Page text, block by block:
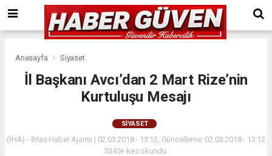
Anasayfa Siyaset
İl Başkanı Avcı’dan 2 Mart Rize’nin
Kurtuluşu Mesajı
SIYASET
(İHA) - İhlas Haber Ajansı | 02.03.2018 - 13:12, Güncelleme: 02.03.2018 - 13:12
5345+ kez okundu.